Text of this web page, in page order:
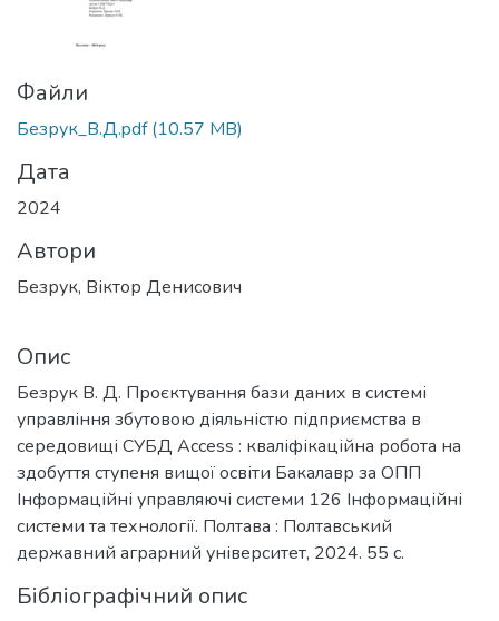
Файли
Безрук_В.Д.pdf(10.57 MB)
Дата
2024
Автори
Безрук, Віктор Денисович
Опис
Безрук В. Д. Проєктування бази даних в системі
управління збутовою діяльністю підприємства в
середовищі СУБД Аccess : кваліфікаційна робота на
здобуття ступеня вищої освіти Бакалавр за ОПП
Інформаційні управляючі системи 126 Інформаційні
системи та технології. Полтава : Полтавський
державний аграрний університет, 2024. 55 с.
Бібліографічний опис